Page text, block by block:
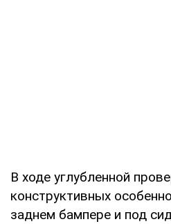
В ходе углубленной
конструктивных
заднем бампере и под